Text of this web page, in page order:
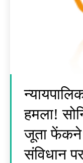
हमला!
जूता फेंकने
संविधान